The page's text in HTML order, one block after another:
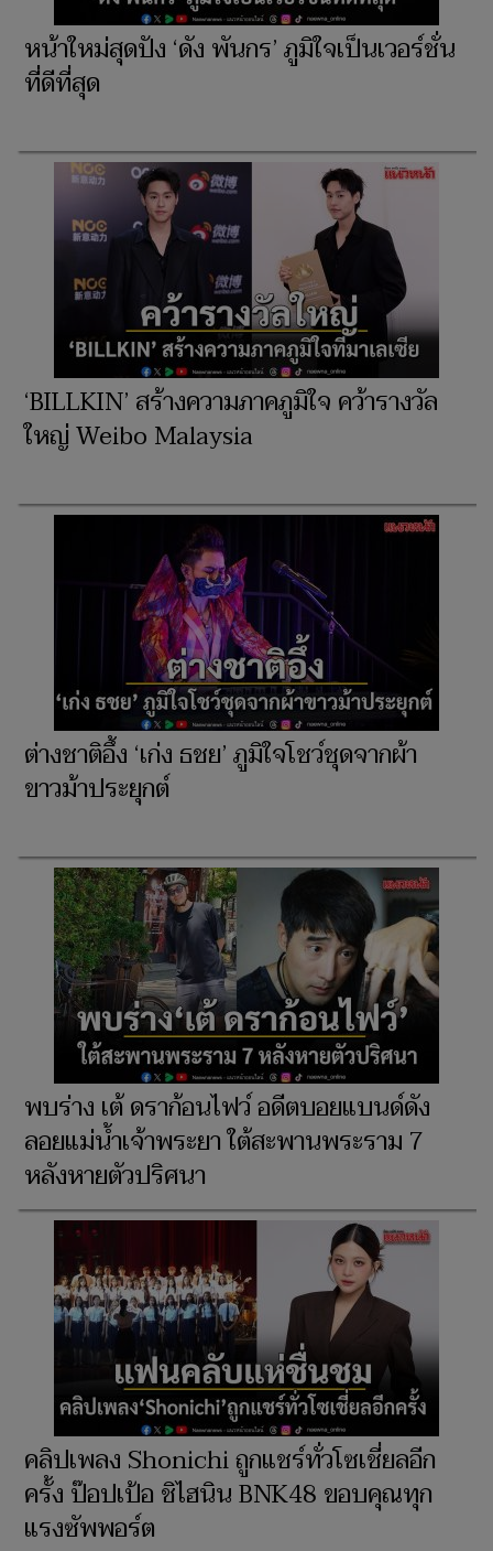
หน้าใหม่สุดปัง ‘ดัง พันกร’ ภูมิใจเป็นเวอร์ชั่น
ที่ดีที่สุด
‘BILLKIN’ สร้างความภาคภูมิใจ คว้ารางวัล
ใหญ่ Weibo Malaysia
ต่างชาติอึ้ง ‘เก่ง ธชย’ ภูมิใจโชว์ชุดจากผ้า
ขาวม้าประยุกต์
พบร่าง เต้ ดราก้อนไฟว์ อดีตบอยแบนด์ดัง
ลอยแม่น้ำเจ้าพระยา ใต้สะพานพระราม 7
หลังหายตัวปริศนา
คลิปเพลง Shonichi ถูกแชร์ทั่วโซเชี่ยลอีก
ครั้ง ป๊อปเป้อ ชิไฮนิน BNK48 ขอบคุณทุก
แรงซัพพอร์ต